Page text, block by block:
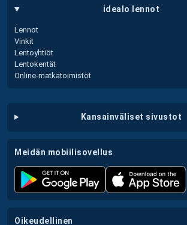
idealo lennot
Lennot
Vinkit
Lentoyhtiöt
Lentokentät
Online-matkatoimistot
kansainväliset sivustot
meidän mobiilisovellus
oikeudellinen